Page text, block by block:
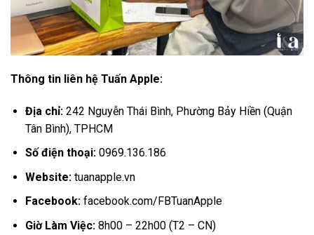
Thông tin liên hệ Tuấn Apple:
Địa chỉ:242 Nguyễn Thái Bình, Phường Bảy Hiền (Quận
Tân Bình), TPHCM
Số điện thoại:0969.136.186
Website:tuanapple.vn
Facebook: facebook.com/FBTuanApple
Giờ Làm Việc:8h00 – 22h00 (T2 – CN)